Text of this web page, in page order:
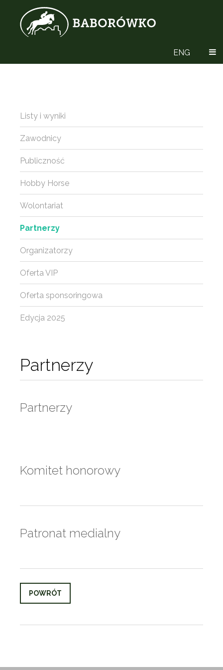
ENG
Partnerzy
Partnerzy
Komitet honorowy
Patronat medialny
POWRÓT
Listy i wyniki
Zawodnicy
Publiczność
Hobby Horse
Wolontariat
Partnerzy
Organizatorzy
Oferta VIP
Oferta sponsoringowa
Edycja 2025